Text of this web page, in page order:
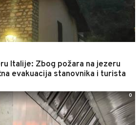
Italije: Zbog požara na jezeru
evakuacija stanovnika i turista
0